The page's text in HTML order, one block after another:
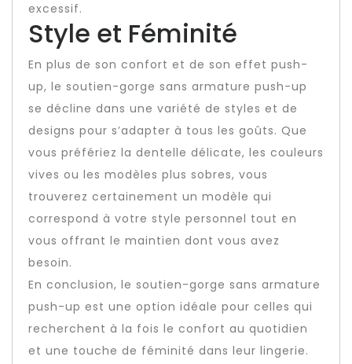
excessif.
Style et Féminité
En plus de son confort et de son effet push-
up, le soutien-gorge sans armature push-up
se décline dans une variété de styles et de
designs pour s’adapter à tous les goûts. Que
vous préfériez la dentelle délicate, les couleurs
vives ou les modèles plus sobres, vous
trouverez certainement un modèle qui
correspond à votre style personnel tout en
vous offrant le maintien dont vous avez
besoin.
En conclusion, le soutien-gorge sans armature
push-up est une option idéale pour celles qui
recherchent à la fois le confort au quotidien
et une touche de féminité dans leur lingerie.